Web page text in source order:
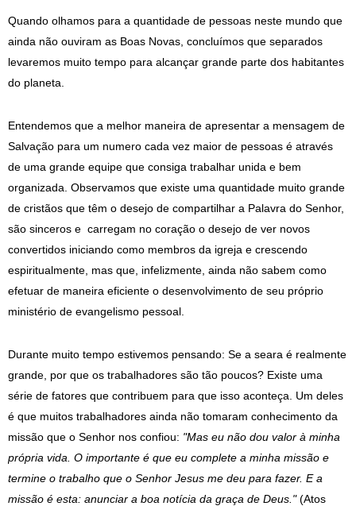
Quando olhamos para a quantidade de pessoas neste mundo que
ainda não ouviram as Boas Novas, concluímos que separados
levaremos muito tempo para alcançar grande parte dos habitantes
do planeta.
Entendemos que a melhor maneira de apresentar a mensagem de
Salvação para um numero cada vez maior de pessoas é através
de uma grande equipe que consiga trabalhar unida e bem
organizada. Observamos que existe uma quantidade muito grande
de cristãos que têm o desejo de compartilhar a Palavra do Senhor,
são sinceros e carregam no coração o desejo de ver novos
convertidos iniciando como membros da igreja e crescendo
espiritualmente, mas que, infelizmente, ainda não sabem como
efetuar de maneira eficiente o desenvolvimento de seu próprio
ministério de evangelismo pessoal.
Durante muito tempo estivemos pensando: Se a seara é realmente
grande, por que os trabalhadores são tão poucos? Existe uma
série de fatores que contribuem para que isso aconteça. Um deles
é que muitos trabalhadores ainda não tomaram conhecimento da
missão que o Senhor nos confiou: "Mas eu não dou valor à minha
própria vida. O importante é que eu complete a minha missão e
termine o trabalho que o Senhor Jesus me deu para fazer. E a
missão é esta: anunciar a boa notícia da graça de Deus."(Atos